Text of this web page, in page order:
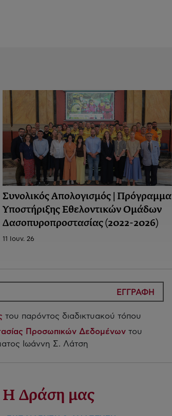
Συνολικός Απολογισμός | Πρόγραμμα
Υποστήριξης Εθελοντικών Ομάδων
Δασοπυροπροστασίας (2022-2026)
11 Ιουν. 26
ΕΓΓΡΑΦΗ
του παρόντος διαδικτυακού τόπου
Προσωπικών Δεδομένων του
Ιωάννη Σ. Λάτση
Η Δράση μας